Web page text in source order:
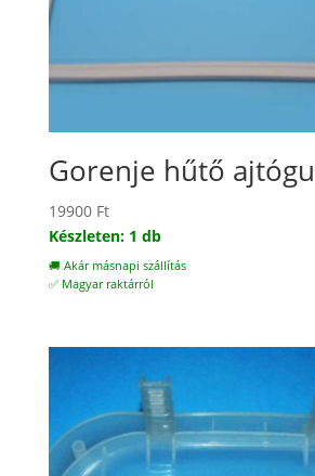
Gorenje hűtő
19900 Ft
Készleten: 1 db
🚚 Akár másnapi szállítás
✅ Magyar raktárról